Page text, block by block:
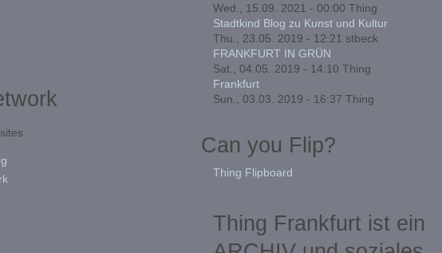
Wed., 15.09. 2021 - 00:00 Thing
Stadtkind Blog zu Kunst und Kultur
Thu., 23.05. 2019 - 12:21 stbeck
FRANKFURT IN GRÜN
Sat., 04.05. 2019 - 14:10 Thing
Frankfurt
Sun., 03.03. 2019 - 16:37 Thing
Can you Flip?
Thing Flipboard
Thing Frankfurt ist ein